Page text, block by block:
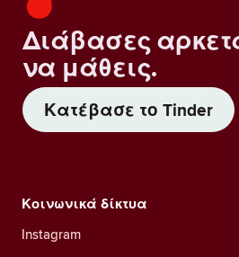
Διάβασες
να μάθεις.
Κατέβασε το Tinder
Κοινωνικά δίκτυα
Instagram